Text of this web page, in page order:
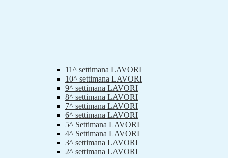
11^ settimana LAVORI
10^ settimana LAVORI
9^ settimana LAVORI
8^ settimana LAVORI
7^ settimana LAVORI
6^ settimana LAVORI
5^ Settimana LAVORI
4^ Settimana LAVORI
3^ settimana LAVORI
2^ settimana LAVORI